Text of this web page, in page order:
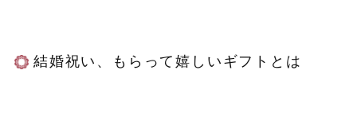
結婚祝い、もらって嬉しいギフトとは